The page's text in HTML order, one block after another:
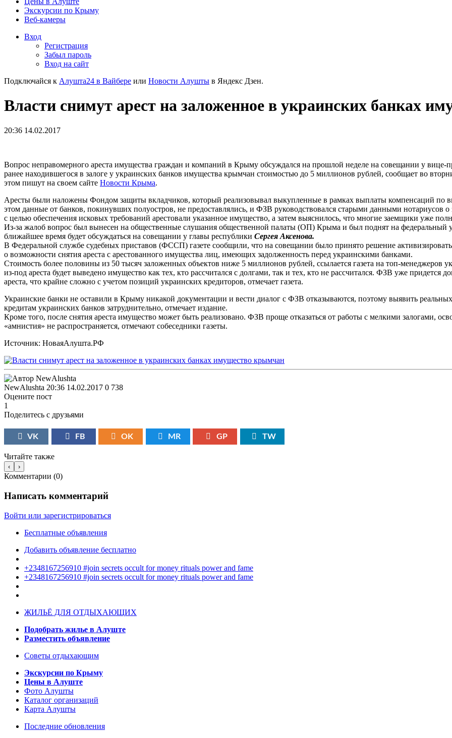
Экскурсии по Крыму
Веб-камеры
Вход
Регистрация
Забыл пароль
Вход на сайт
Подключайся к Алушта24 в Вайбере или Новости Алушты в Яндекс Дзен.
Власти снимут арест на заложенное в украинских банках
20:36 14.02.2017
Вопрос неправомерного ареста имущества граждан и компаний в Крыму обсуждался на прошлой неделе на совещании у вице-
ранее находившегося в залоге у украинских банков имущества крымчан стоимостью до 5 миллионов рублей, сообщает во
этом пишут на своем сайте Новости Крыма.
Аресты были наложены Фондом защиты вкладчиков, который реализовывал выкупленные в рамках выплаты компенсаций по
этом данные от банков, покинувших полуостров, не предоставлялись, и ФЗВ руководствовался старыми данными нотариусов
с целью обеспечения исковых требований арестовали указанное имущество, а затем выяснилось, что многие заемщики уже
Из-за жалоб вопрос был вынесен на общественные слушания общественной палаты (ОП) Крыма и был поднят на
ближайшее время будет обсуждаться на совещании у главы республики Сергея Аксенова.
В Федеральной службе судебных приставов (ФССП) газете сообщили, что на совещании было принято решение
о возможности снятия ареста с арестованного имущества лиц, имеющих задолженность перед украинскими банками.
Стоимость более половины из 50 тысяч заложенных объектов ниже 5 миллионов рублей, ссылается газета на топ-менеджеров
из-под ареста будет выведено имущество как тех, кто рассчитался с долгами, так и тех, кто не рассчитался. ФЗВ уже придется
ареста, что крайне сложно с учетом позиций украинских кредиторов, отмечает газета.
Украинские банки не оставили в Крыму никакой документации и вести диалог с ФЗВ отказываются, поэтому выявить
кредитам украинских банков затруднительно, отмечает издание.
Кроме того, после снятия ареста имущество может быть реализовано. ФЗВ проще отказаться от работы с мелкими залогами,
«амнистия» не распространяется, отмечают собеседники газеты.
Источник: НоваяАлушта.РФ
NewAlushta 20:36 14.02.2017 0 738
Оцените пост
1
Поделитесь с друзьями
VK FB OK MR GP TW
Читайте также
‹ ›
Комментарии (0)
Написать комментарий
Войти или зарегистрироваться
Бесплатные объявления
Добавить объявление бесплатно
+2348167256910 #join secrets occult for money rituals power and fame
+2348167256910 #join secrets occult for money rituals power and fame
ЖИЛЬЁ ДЛЯ ОТДЫХАЮЩИХ
Подобрать жилье в Алуште
Разместить объявление
Советы отдыхающим
Экскурсии по Крыму
Цены в Алуште
Фото Алушты
Каталог организаций
Карта Алушты
Последние обновления